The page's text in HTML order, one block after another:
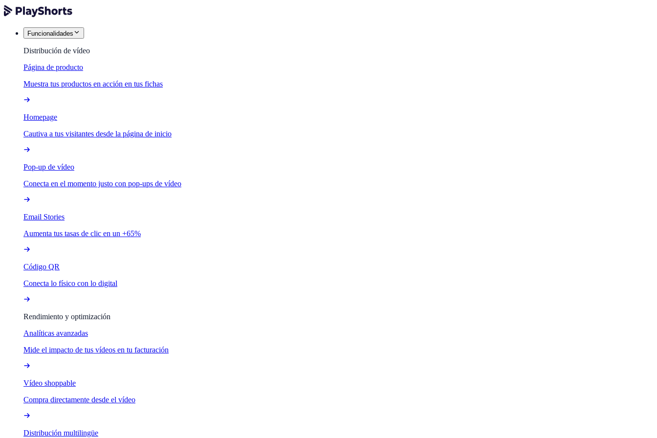
Funcionalidades
Distribución de vídeo
Página de producto
Muestra tus productos en acción en tus fichas
Homepage
Cautiva a tus visitantes desde la página de inicio
Pop-up de vídeo
Conecta en el momento justo con pop-ups de vídeo
Email Stories
Aumenta tus tasas de clic en un +65%
Código QR
Conecta lo físico con lo digital
Rendimiento y optimización
Analíticas avanzadas
Mide el impacto de tus vídeos en tu facturación
Vídeo shoppable
Compra directamente desde el vídeo
Distribución multilingüe